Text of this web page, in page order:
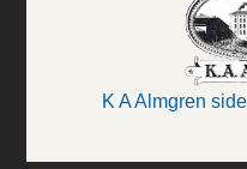
K A Almgren